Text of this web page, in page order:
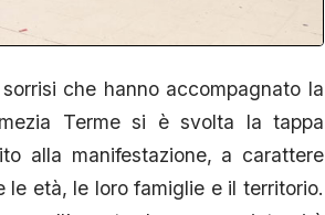
che hanno accompagnato la
Terme si è svolta la tappa
alla manifestazione, a carattere
età, le loro famiglie e il territorio.